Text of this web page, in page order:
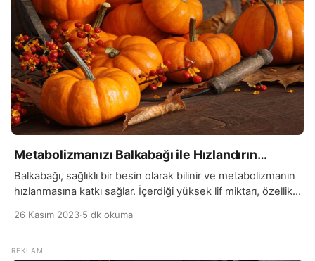
Metabolizmanızı Balkabağı ile Hızlandırın…
Balkabağı, sağlıklı bir besin olarak bilinir ve metabolizmanın
hızlanmasına katkı sağlar. İçerdiği yüksek lif miktarı, özellikle
hissi yaratarak aşırı yeme eğilimini azaltabilir. Ayrıca, düşük
kilo kontrolüne yardımcı olabilir. Balkabağının içerdiği beta-
26 Kasım 2023·5 dk okuma